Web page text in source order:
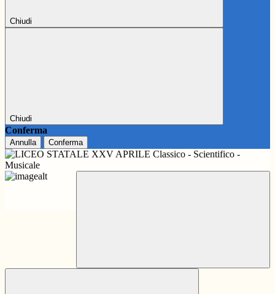
Chiudi
Chiudi
Conferma
Annulla Conferma